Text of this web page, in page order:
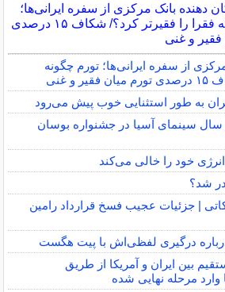
دهنده بانک مرکزی از سفره ایرانی‌ها؛
تورم چگونه فقرا را فقیرتر کرد؟/ شکاف ۱۵ درصدی
فقیر و غنی
از سفره ایرانی‌ها؛ تورم چگونه
و غنی
به طور استثنایی خوب پیش می‌رود
سال سینمای آسیا در جشنواره بوسان
خود را خالی می‌کند
شد؟
| جزئیات عجیب فسخ قرارداد رامین
درگیری لفظی‌اش با پیت هگست
بین ایران و آمریکا از طریق
وارد مرحله نهایی شده